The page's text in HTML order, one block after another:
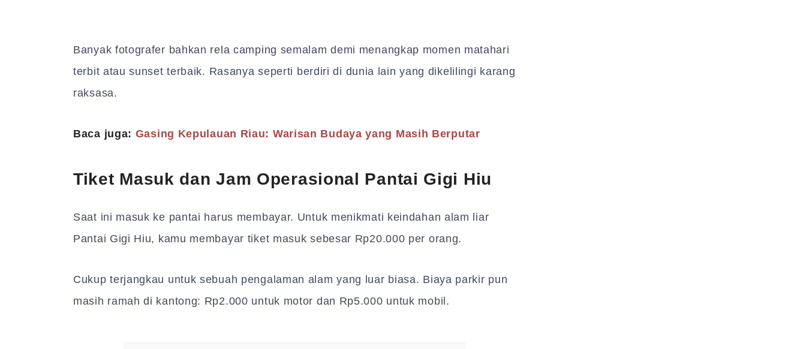
Banyak fotografer bahkan rela camping semalam demi menangkap momen matahari
terbit atau sunset terbaik. Rasanya seperti berdiri di dunia lain yang dikelilingi karang
raksasa.
Baca juga: Gasing Kepulauan Riau: Warisan Budaya yang Masih Berputar
Tiket Masuk dan Jam Operasional Pantai Gigi Hiu
Saat ini masuk ke pantai harus membayar. Untuk menikmati keindahan alam liar
Pantai Gigi Hiu, kamu membayar tiket masuk sebesar Rp20.000 per orang.
Cukup terjangkau untuk sebuah pengalaman alam yang luar biasa. Biaya parkir pun
masih ramah di kantong: Rp2.000 untuk motor dan Rp5.000 untuk mobil.